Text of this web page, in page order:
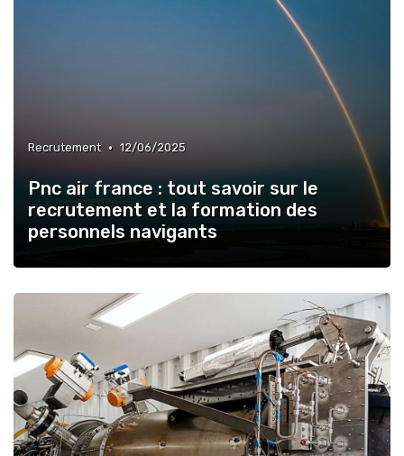
Recrutement • 12/06/2025
Pnc air france : tout savoir sur le
recrutement et la formation des
personnels navigants